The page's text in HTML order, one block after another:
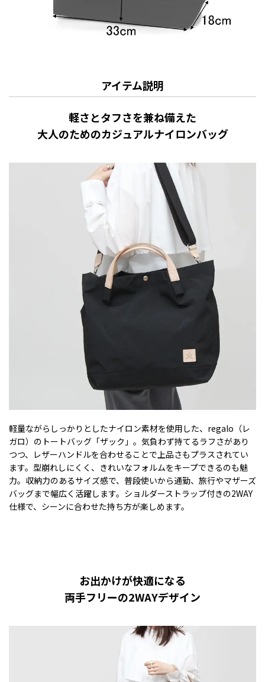
アイテム説明
軽さとタフさを兼ね備えた
大人のためのカジュアルナイロンバッグ
軽量ながらしっかりとしたナイロン素材を使用した、regalo（レ
ガロ）のトートバッグ「ザック」。気負わず持てるラフさがあり
つつ、レザーハンドルを合わせることで上品さもプラスされてい
ます。型崩れしにくく、きれいなフォルムをキープできるのも魅
力。収納力のあるサイズ感で、普段使いから通勤、旅行やマザーズ
バッグまで幅広く活躍します。ショルダーストラップ付きの2WAY
仕様で、シーンに合わせた持ち方が楽しめます。
お出かけが快適になる
両手フリーの2WAYデザイン